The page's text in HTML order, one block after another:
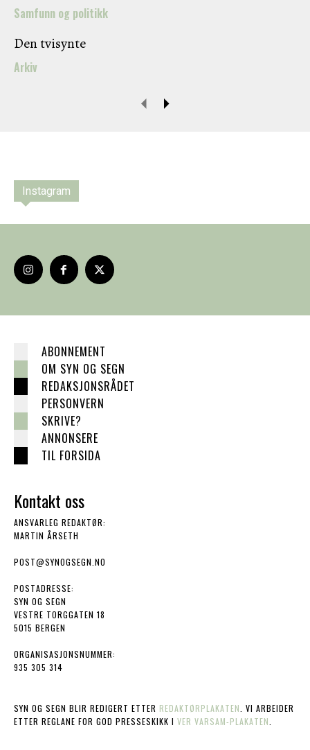
Samfunn og politikk
Den tvisynte
Arkiv
Instagram
ABONNEMENT
OM SYN OG SEGN
REDAKSJONSRÅDET
PERSONVERN
SKRIVE?
ANNONSERE
TIL FORSIDA
Kontakt oss
ANSVARLEG REDAKTØR:
MARTIN ÅRSETH
POST@SYNOGSEGN.NO
POSTADRESSE:
SYN OG SEGN
VESTRE TORGGATEN 18
5015 BERGEN
ORGANISASJONSNUMMER:
935 305 314
SYN OG SEGN BLIR REDIGERT ETTER REDAKTØRPLAKATEN . VI ARBEIDER
ETTER REGLANE FOR GOD PRESSESKIKK I VER VARSAM-PLAKATEN